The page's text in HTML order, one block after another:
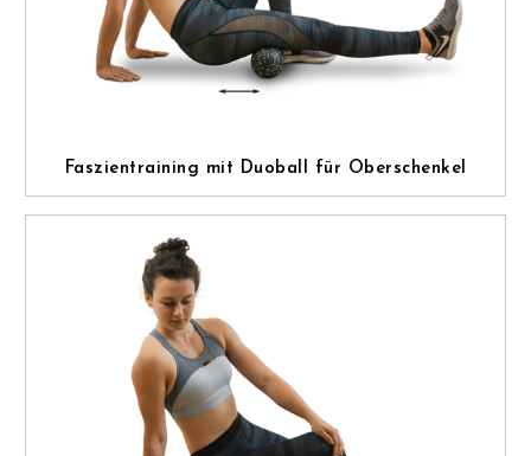
Faszientraining mit Duoball für Oberschenkel